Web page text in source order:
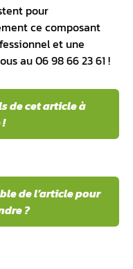
pour
ce composant
et une
au 06 98 66 23 61 !
de cet article à
!
de l’article pour
?